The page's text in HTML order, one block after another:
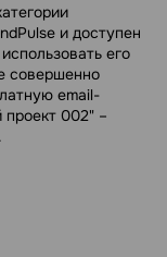
и доступен
его
совершенно
email-
002" –